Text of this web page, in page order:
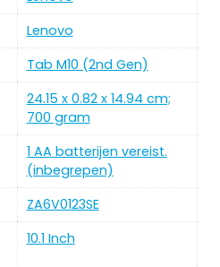
Lenovo
Tab M10 (2nd Gen)
24.15 x 0.82 x 14.94 cm;
700 gram
1 AA batterijen vereist.
(inbegrepen)
ZA6V0123SE
10.1 Inch